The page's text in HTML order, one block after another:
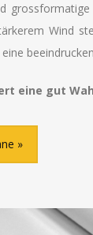
Wind
eine gut